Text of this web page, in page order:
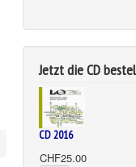
Jetzt die CD
CD 2016
CHF25.00